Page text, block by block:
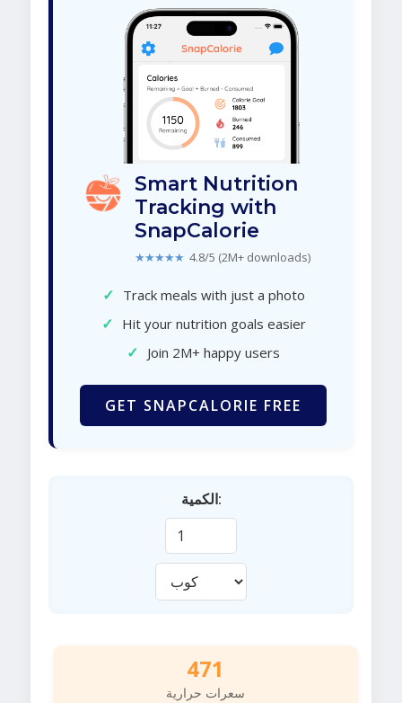
Smart Nutrition
Tracking with
SnapCalorie
★★★★★ 4.8/5 (2M+ downloads)
✓ Track meals with just a photo
✓ Hit your nutrition goals easier
✓ Join 2M+ happy users
GET SNAPCALORIE FREE
الكمية:
471
سعرات حرارية